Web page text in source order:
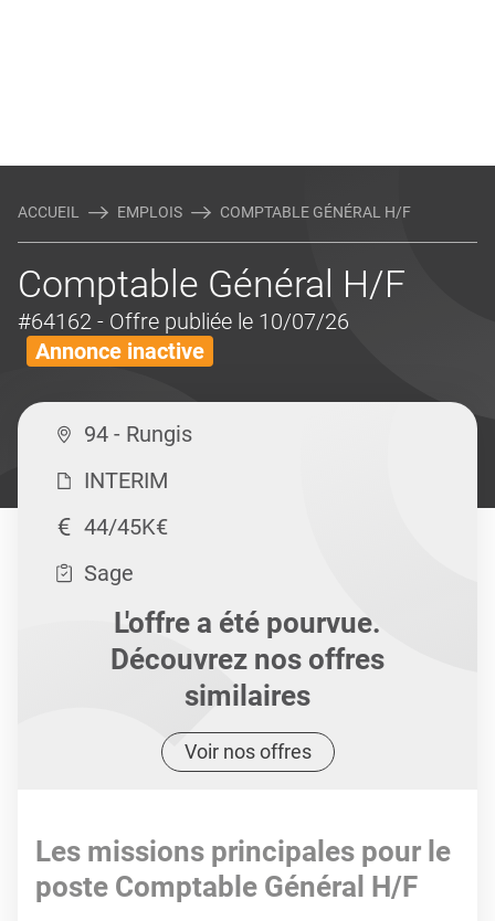
ACCUEIL EMPLOIS COMPTABLE GÉNÉRAL H/F
Comptable Général H/F
#64162 - Offre publiée le 10/07/26
Annonce inactive
94 - Rungis
INTERIM
44/45K€
Sage
L'offre a été pourvue.
Découvrez nos offres
similaires
Voir nos offres
Les missions principales pour le
poste Comptable Général H/F